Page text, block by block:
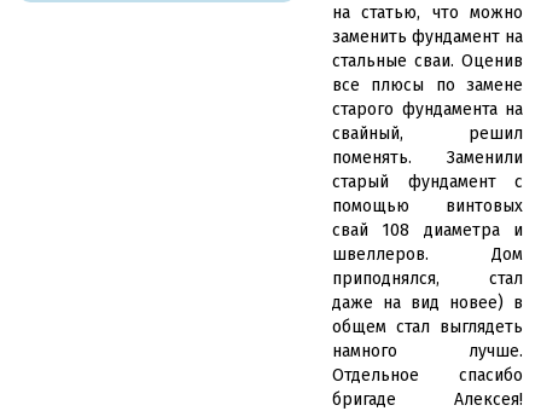
на статью, что можно
заменить фундамент на
стальные сваи. Оценив
все плюсы по замене
старого фундамента на
свайный, решил
поменять. Заменили
старый фундамент с
помощью винтовых
свай 108 диаметра и
швеллеров. Дом
приподнялся, стал
даже на вид новее) в
общем стал выглядеть
намного лучше.
Отдельное спасибо
бригаде Алексея!